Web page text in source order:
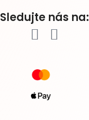
Sledujte nás na: